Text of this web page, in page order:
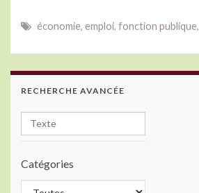
b
o
o
itt
er
ke
dI
n
économie, emploi, fonction publique,
RECHERCHE AVANCÉE
Catégories